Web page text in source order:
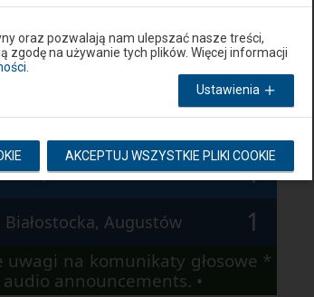
Białostocka, Augustów
1
Czarna Białostocka
1
1
Czarna Białostocka
1
Augustów 1
na komunikaty głosowe *
announcements. •
oraz pozwalają nam ulepszać nasze treści,
na używanie tych plików. Więcej informacji
Ustawienia
AKCEPTUJ WSZYSTKIE PLIKI COOKIE